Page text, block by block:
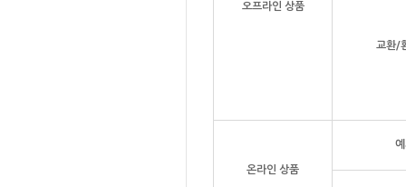
오프라인 상품
교환/
온라인 상품